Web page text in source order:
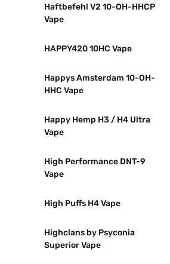
Haftbefehl V2 10-OH-HHCP
Vape
HAPPY420 10HC Vape
Happys Amsterdam 10-OH-
HHC Vape
Happy Hemp H3 / H4 Ultra
Vape
High Performance DNT-9
Vape
High Puffs H4 Vape
Highclans by Psyconia
Superior Vape